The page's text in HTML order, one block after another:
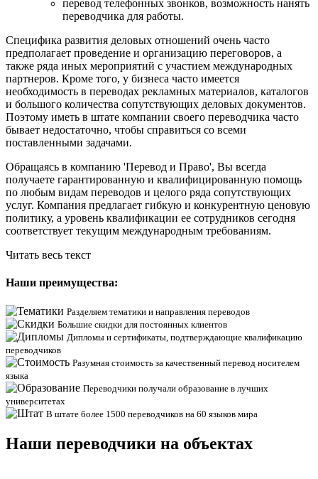
перевод телефонных звонков, возможность нанять
переводчика для работы.
Специфика развития деловых отношений очень часто
предполагает проведение и организацию переговоров, а
также ряда иных мероприятий с участием международных
партнеров. Кроме того, у бизнеса часто имеется
необходимость в переводах рекламных материалов, каталогов
и большого количества сопутствующих деловых документов.
Поэтому иметь в штате компании своего переводчика часто
бывает недостаточно, чтобы справиться со всеми
поставленными задачами.
Обращаясь в компанию 'Перевод и Право', Вы всегда
получаете гарантированную и квалифицированную помощь
по любым видам переводов и целого ряда сопутствующих
услуг. Компания предлагает гибкую и конкурентную ценовую
политику, а уровень квалификации ее сотрудников сегодня
соответствует текущим международным требованиям.
Читать весь текст
Наши преимущества:
Разделяем тематики и направления переводов
Большие скидки для постоянных клиентов
Дипломы и сертификаты, подтверждающие квалификацию
переводчиков
Разумная стоимость за качественный перевод носителем
языка
Переводчики получали образование в лучших
университетах
В штате более 1500 переводчиков на 60 языков мира
Наши переводчики на объектах